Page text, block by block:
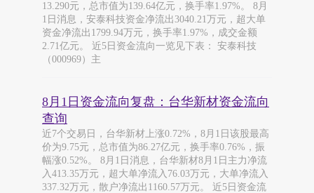
13.290元，总市值为139.64亿元，换手率1.97%。 8月
1日消息，安泰科技资金净流出3040.21万元，超大单
资金净流出1799.94万元，换手率1.97%，成交金额
2.71亿元。 近5日资金流向一览见下表： 安泰科技
（000969）主
8月1日资金流向复盘：台华新材资金流向
查询
近7个交易日，台华新材上涨0.72%，8月1日该股最高
价为9.75元，总市值为86.27亿元，换手率0.76%，振
幅涨0.52%。 8月1日消息，台华新材8月1日主力净流
入413.35万元，超大单净流入76.03万元，大单净流入
337.32万元，散户净流出1160.57万元。 近5日资金流